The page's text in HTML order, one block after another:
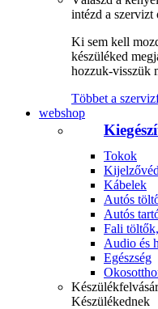
intézd a szervizt
Ki sem kell
készüléked
hozzuk-visszük
Többet a
webshop
Tokok
Kábelek
Autós
Autós
Fali
Audio és
Egészség
Készülékednek